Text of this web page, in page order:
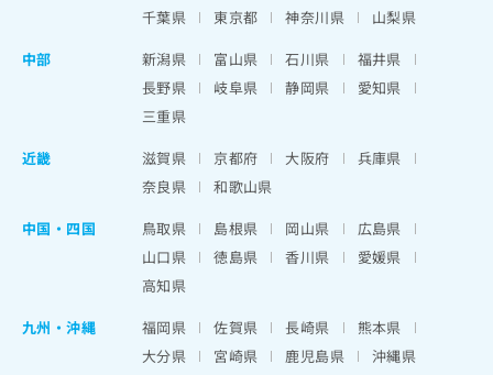
千葉県
東京都 神奈川県
山梨県
中部
新潟県 富山県 石川県
福井県
長野県
岐阜県 静岡県
愛知県
三重県
近畿
滋賀県 京都府 大阪府
兵庫県
奈良県
和歌山県
中国・四国
鳥取県 島根県 岡山県
広島県
山口県
徳島県 香川県
愛媛県
高知県
九州・沖縄
福岡県 佐賀県 長崎県
熊本県
大分県
宮崎県 鹿児島県 沖縄県